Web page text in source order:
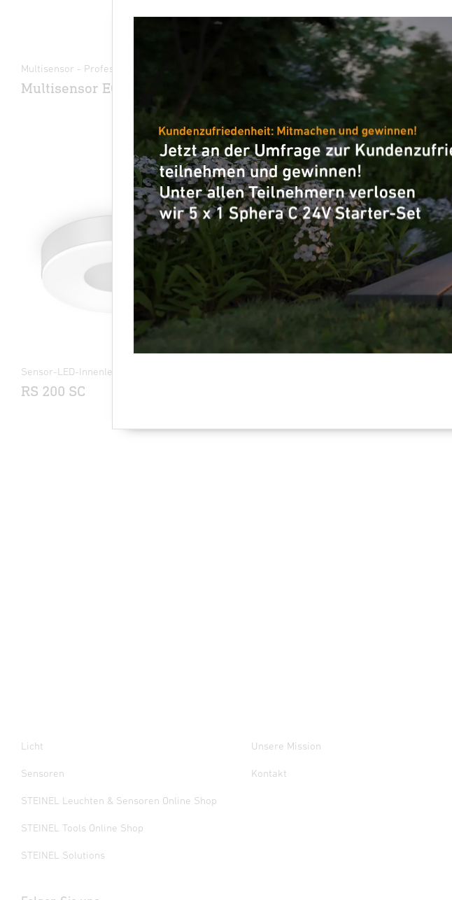
Multisensor - Professional Line
Multisensor EO
Sensor-LED-Innenleuchte - Professional
RS PRO R20 Q plus SC
Sensor-LED-Innenleuchte
RS 200 SC
Licht
Sensoren
STEINEL Leuchten & Sensoren Online Shop
STEINEL Tools Online Shop
STEINEL Solutions
Unsere Mission
Kontakt